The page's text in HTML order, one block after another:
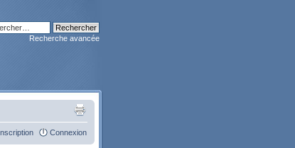
Recherche avancée
Connexion